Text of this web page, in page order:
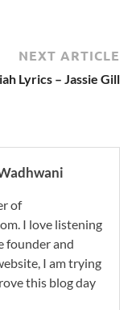
NEXT ARTICLE
Lyrics – Jassie Gill
of
I love listening
founder and
I am trying
this blog day